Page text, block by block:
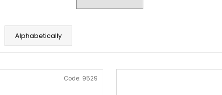
Alphabetically
Code: 9529
We recommend